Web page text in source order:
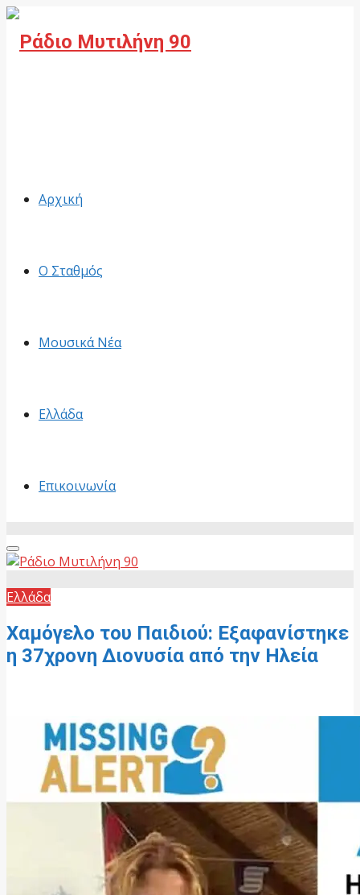
Αρχική
Ο Σταθμός
Μουσικά Νέα
Ελλάδα
Επικοινωνία
Primary
Menu
Ελλάδα
Χαμόγελο του Παιδιού: Εξαφανίστηκε
η 37χρονη Διονυσία από την Ηλεία